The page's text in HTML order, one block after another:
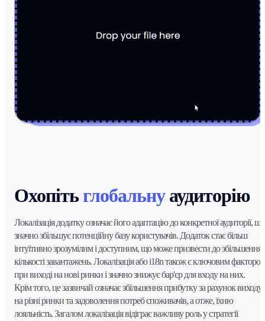
Охопітьглобальнуаудиторію
Локалізація додатку означає його адаптацію до конкретної аудиторії, що
значно збільшує потенційну базу користувачів. Додаток стає більш
інтуїтивно зрозумілим і доступним, що може призвести до збільшення
кількості завантажень. Локалізація або i18n також є ключовим фактором
при виході на нові ринки і значно знижує бар'єр для входу на них.
Крім того, це зазвичай означає збільшення прибутку за рахунок виходу
на різні ринки та задоволення потреб споживачів, а отже, їхню
лояльність. Загалом локалізація відіграє важливу роль у стратегії